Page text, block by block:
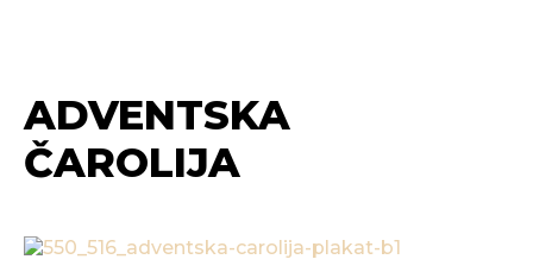
ADVENTSKA
ČAROLIJA